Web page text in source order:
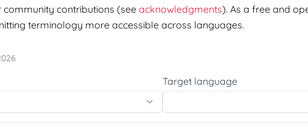
contributions (see acknowledgments). As a free and
terminology more accessible across languages.
Target language